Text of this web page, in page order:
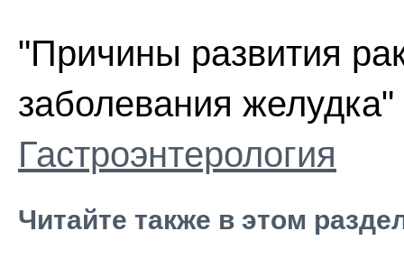
"Причины развития
заболевания желудка"
Гастроэнтерология
Читайте также в этом